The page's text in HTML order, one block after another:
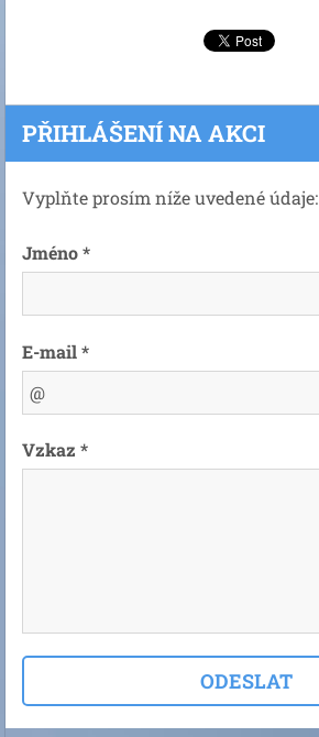
PŘIHLÁŠENÍ NA AKCI
Vyplňte prosím níže uvedené údaje:
Jméno *
E-mail *
Vzkaz *